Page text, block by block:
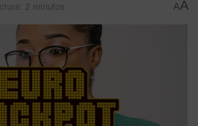
2 minutos AA